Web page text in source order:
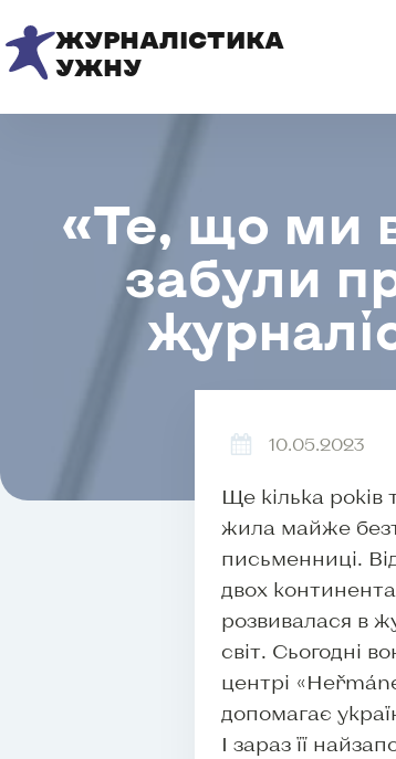
ЖУРНАЛІСТИКА
УЖНУ
«Те, що ми
забули
10.05.2023
Ще кілька
жила майже
письменниці.
двох
розвивалася в
світ. Сьогодні
центрі
допомагає
І зараз її